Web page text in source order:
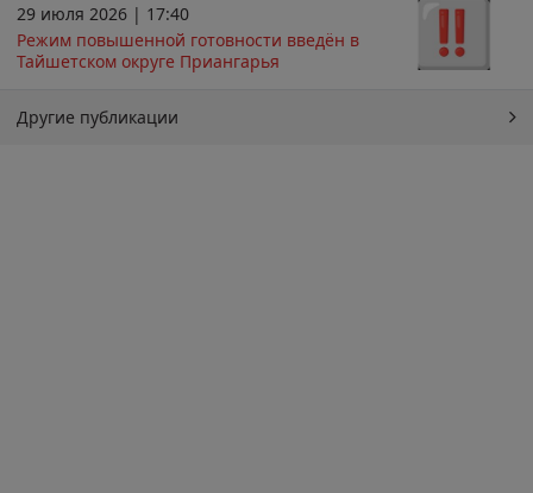
29 июля 2026 | 17:40
Режим повышенной готовности введён в
Тайшетском округе Приангарья
Другие публикации